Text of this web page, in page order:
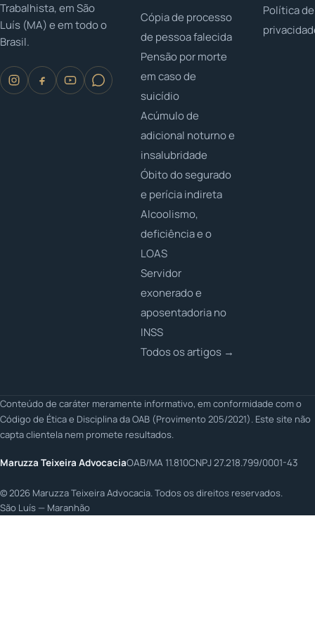
Trabalhista, em São
Luís (MA) e em todo o
Brasil.
Cópia de processo
de pessoa falecida
Pensão por morte
em caso de
suicídio
Acúmulo de
adicional noturno e
insalubridade
Óbito do segurado
e perícia indireta
Alcoolismo,
deficiência e o
LOAS
Servidor
exonerado e
aposentadoria no
INSS
Todos os artigos →
Política de
Conteúdo de caráter meramente informativo, em conformidade com o
Código de Ética e Disciplina da OAB (Provimento 205/2021). Este site não
capta clientela nem promete resultados.
Maruzza Teixeira AdvocaciaOAB/MA 11.810CNPJ 27.218.799/0001-43
©2026 Maruzza Teixeira Advocacia. Todos os direitos reservados.
São Luís — Maranhão